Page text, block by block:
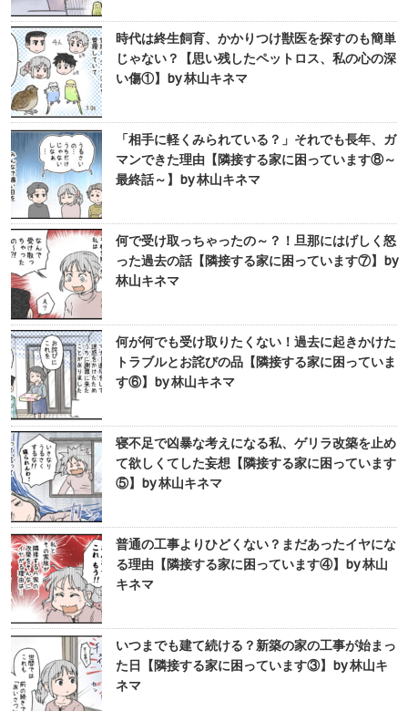
時代は終生飼育、かかりつけ獣医を探すのも簡単
じゃない？【思い残したペットロス、私の心の深
い傷①】by 林山キネマ
「相手に軽くみられている？」それでも長年、ガ
マンできた理由【隣接する家に困っています⑧～
最終話～】by 林山キネマ
何で受け取っちゃったの～？！旦那にはげしく怒
った過去の話【隣接する家に困っています⑦】by
林山キネマ
何が何でも受け取りたくない！過去に起きかけた
トラブルとお詫びの品【隣接する家に困っていま
す⑥】by 林山キネマ
寝不足で凶暴な考えになる私、ゲリラ改築を止め
て欲しくてした妄想【隣接する家に困っています
⑤】by 林山キネマ
普通の工事よりひどくない？まだあったイヤにな
る理由【隣接する家に困っています④】by 林山
キネマ
いつまでも建て続ける？新築の家の工事が始まっ
た日【隣接する家に困っています③】by 林山キ
ネマ